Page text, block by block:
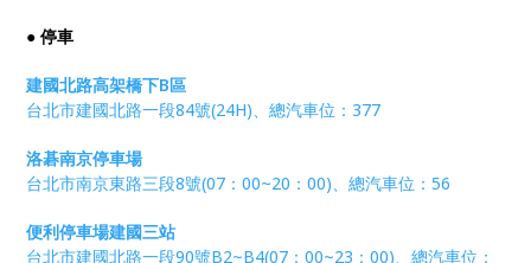
● 停車
建國北路高架橋下B區
台北市建國北路一段84號(24H)、總汽車位：377
洛碁南京停車場
台北市南京東路三段8號(07：00~20：00)、總汽車位：56
便利停車場建國三站
台北市建國北路一段90號B2~B4(07：00~23：00)、總汽車位：